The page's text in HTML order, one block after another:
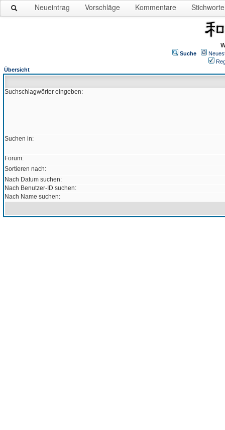
Neueintrag Vorschläge Kommentare Stichworte
Suche
Übersicht
Suchschlagwörter eingeben:
Suchen in:
Forum:
Sortieren nach:
Nach Datum suchen:
Nach Benutzer-ID suchen:
Nach Name suchen: